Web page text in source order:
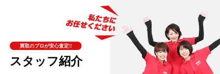
買取のプロが安心査定!!
スタッフ紹介